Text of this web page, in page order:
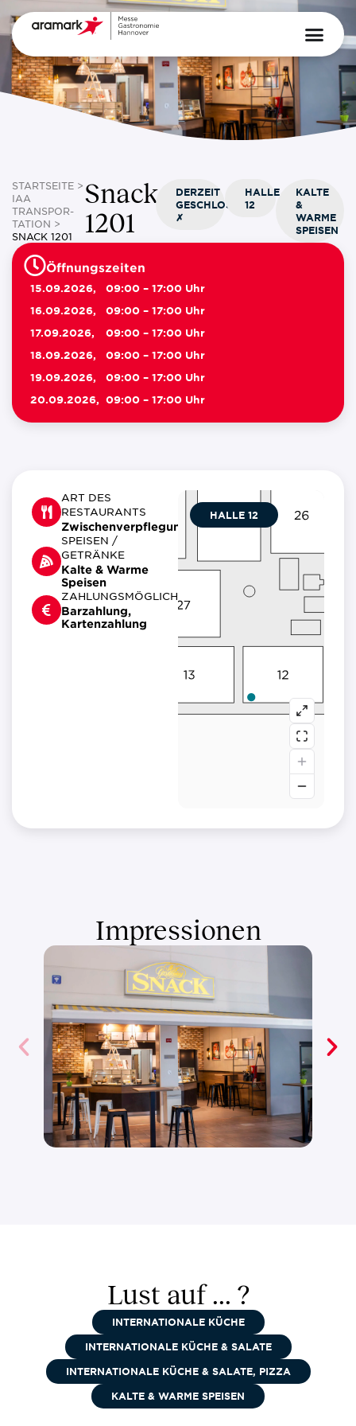
STARTSEITE >
IAA
TRANSPOR­
TATION >
SNACK 1201
Snack
1201
DERZEIT
GESCHLOSSEN
✗
HALLE
12
KALTE
&
WARME
SPEISEN
Öffnungszeiten
15.09.2026,
09:00 – 17:00 Uhr
16.09.2026,
09:00 – 17:00 Uhr
17.09.2026,
09:00 – 17:00 Uhr
18.09.2026,
09:00 – 17:00 Uhr
19.09.2026,
09:00 – 17:00 Uhr
20.09.2026, 09:00 – 17:00 Uhr
ART DES
RESTAURANTS
Zwischenverpflegung
SPEISEN /
GETRÄNKE
Kalte & Warme
Speisen
ZAHLUNGSMÖGLICHKEITEN
Barzahlung,
Kartenzahlung
HALLE 12
Impressionen
Lust auf ... ?
INTERNATIONALE KÜCHE
INTERNATIONALE KÜCHE & SALATE
INTERNATIONALE KÜCHE & SALATE, PIZZA
KALTE & WARME SPEISEN